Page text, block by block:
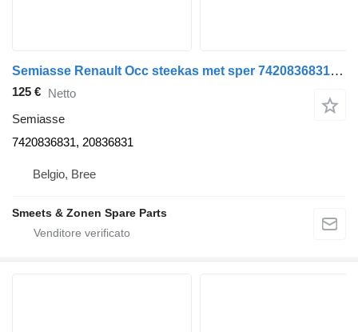
Semiasse Renault Occ steekas met sper 7420836831 per camion
125 € Netto
Semiasse
7420836831, 20836831
Belgio, Bree
Smeets & Zonen Spare Parts